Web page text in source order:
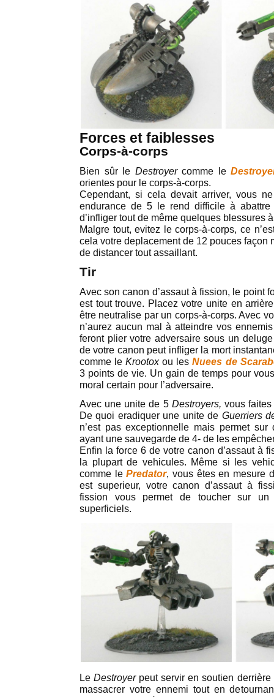
Forces et faiblesses
Corps-à-corps
Bien sûr le Destroyer comme le
orientes pour le corps-à-corps.
Cependant, si cela devait arriver, vous
endurance de 5 le rend difficile à
d’infliger tout de même quelques blessures
Malgre tout, evitez le corps-à-corps, ce
cela votre deplacement de 12 pouces façon
de distancer tout assaillant.
Tir
Avec son canon d’assaut à fission, le point
est tout trouve. Placez votre unite en
être neutralise par un corps-à-corps. Avec
n’aurez aucun mal à atteindre vos
feront plier votre adversaire sous un
de votre canon peut infliger la mort
comme leKrootoxou lesNuees de
3 points de vie. Un gain de temps pour
moral certain pour l’adversaire.
Avec une unite de 5 Destroyers, vous
De quoi eradiquer une unite de Guerriers
n’est pas exceptionnelle mais permet
ayant une sauvegarde de 4- de les
Enfin la force 6 de votre canon d’assaut à
la plupart de vehicules. Même si les
comme lePredator, vous êtes en mesure
est superieur, votre canon d’assaut à
fission vous permet de toucher sur
superficiels.
LeDestroyer peut servir en soutien
massacrer votre ennemi tout en